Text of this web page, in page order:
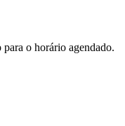
o horário agendado.